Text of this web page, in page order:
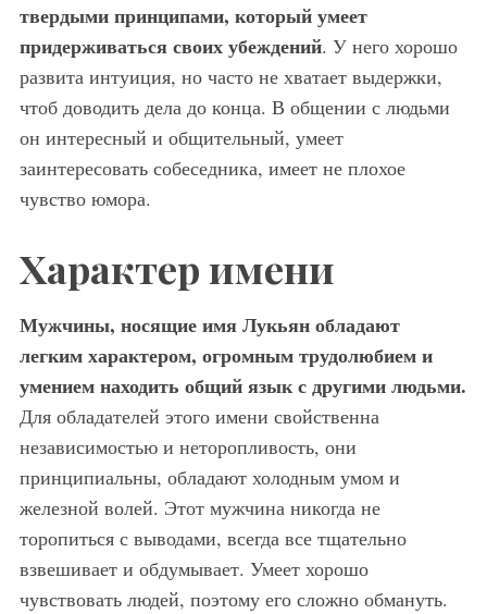
твердыми принципами, который умеет
придерживаться своих убеждений. У него хорошо
развита интуиция, но часто не хватает выдержки,
чтоб доводить дела до конца. В общении с людьми
он интересный и общительный, умеет
заинтересовать собеседника, имеет не плохое
чувство юмора.
Характер имени
Мужчины, носящие имя Лукьян обладают
легким характером, огромным трудолюбием и
умением находить общий язык с другими людьми.
Для обладателей этого имени свойственна
независимостью и неторопливость, они
принципиальны, обладают холодным умом и
железной волей. Этот мужчина никогда не
торопиться с выводами, всегда все тщательно
взвешивает и обдумывает. Умеет хорошо
чувствовать людей, поэтому его сложно обмануть.